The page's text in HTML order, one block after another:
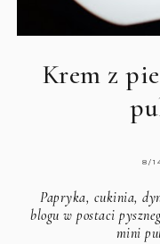
Krem z
8/
Papryka, cukinia,
blogu w postaci
mini